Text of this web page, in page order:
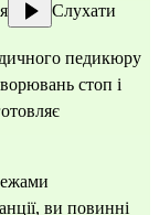
Слухати
педикюру
стоп і
ви повинні